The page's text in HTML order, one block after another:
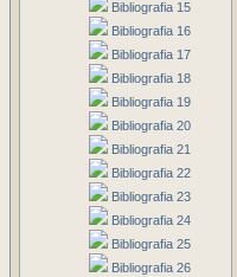
Bibliografia 15
Bibliografia 16
Bibliografia 17
Bibliografia 18
Bibliografia 19
Bibliografia 20
Bibliografia 21
Bibliografia 22
Bibliografia 23
Bibliografia 24
Bibliografia 25
Bibliografia 26